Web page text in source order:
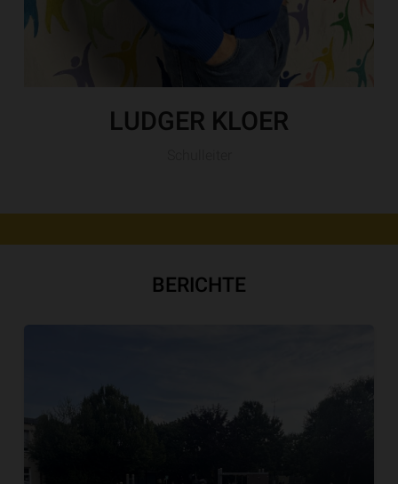
LUDGER KLOER
BERICHTE